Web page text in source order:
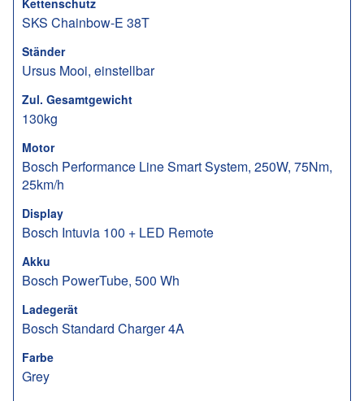
SKS Chainbow-E 38T
Ständer
Ursus Mooi, einstellbar
Zul. Gesamtgewicht
130kg
Motor
Bosch Performance Line Smart System, 250W, 75Nm,
25km/h
Display
Bosch Intuvia 100 + LED Remote
Akku
Bosch PowerTube, 500 Wh
Ladegerät
Bosch Standard Charger 4A
Farbe
Grey